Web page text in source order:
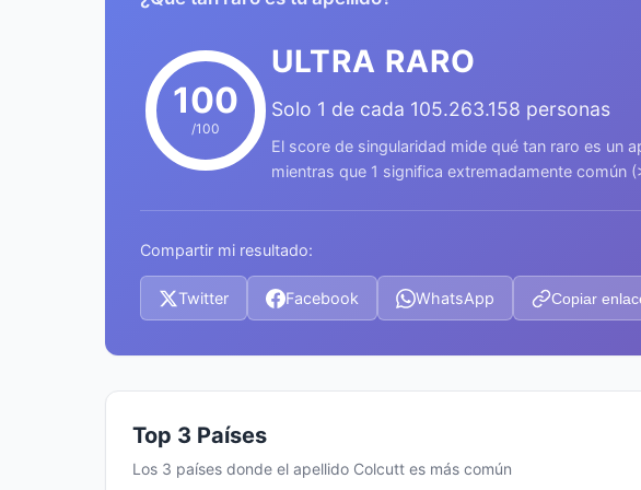
100
/100
ULTRA RARO
Solo 1 de cada 105.263.158 personas
El score de singularidad mide qué tan raro es un
mientras que 1 significa extremadamente común
Compartir mi resultado:
Twitter Facebook WhatsApp Copiar
Top 3 Países
Los 3 países donde el apellido Colcutt es más común